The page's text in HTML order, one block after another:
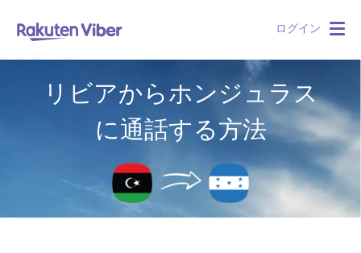
ログイン
リビアからホンジュラス
に通話する方法